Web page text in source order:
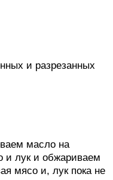
и разрезанных
масло на
и лук и обжариваем
мясо и, лук пока не